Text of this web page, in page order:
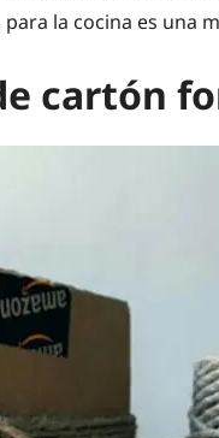
para la cocina es una
cartón